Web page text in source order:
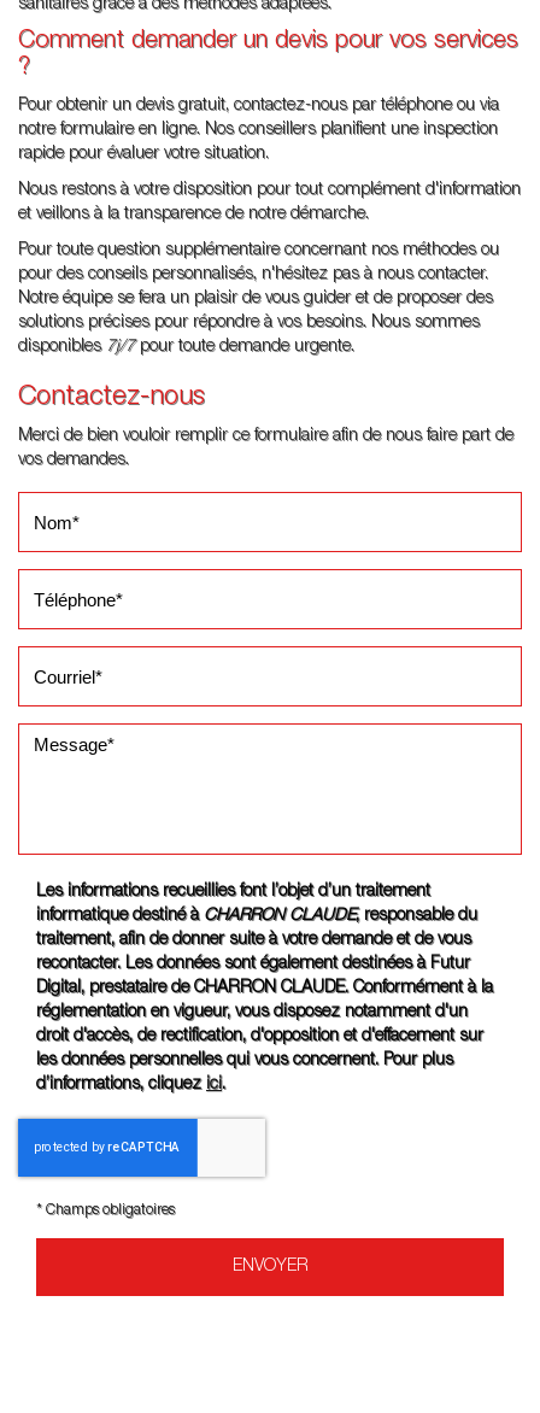
sanitaires grâce à des méthodes adaptées.
Comment demander un devis pour vos services
?
Pour obtenir un devis gratuit, contactez-nous par téléphone ou via
notre formulaire en ligne. Nos conseillers planifient une inspection
rapide pour évaluer votre situation.
Nous restons à votre disposition pour tout complément d'information
et veillons à la transparence de notre démarche.
Pour toute question supplémentaire concernant nos méthodes ou
pour des conseils personnalisés, n'hésitez pas à nous contacter.
Notre équipe se fera un plaisir de vous guider et de proposer des
solutions précises pour répondre à vos besoins. Nous sommes
disponibles 7j/7pour toute demande urgente.
Contactez-nous
Merci de bien vouloir remplir ce formulaire afin de nous faire part de
vos demandes.
Les informations recueillies font l’objet d’un traitement
informatique destiné à
CHARRON CLAUDE, responsable du
traitement, afin de donner suite à votre demande et de vous
recontacter. Les données sont également destinées à Futur
Digital, prestataire de CHARRON CLAUDE. Conformément à la
réglementation en vigueur, vous disposez notamment d'un
droit d'accès, de rectification, d'opposition et d'effacement sur
les données personnelles qui vous concernent. Pour plus
d’informations, cliquez ici.
*Champs obligatoires